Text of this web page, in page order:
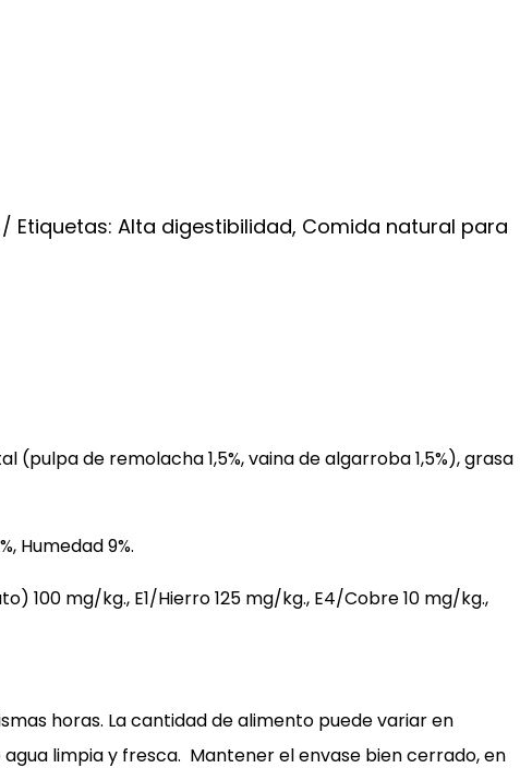
Etiquetas: Alta digestibilidad, Comida natural para
de remolacha 1,5%, vaina de algarroba 1,5%), grasa
Humedad 9%.
100 mg/kg., E1/Hierro 125 mg/kg., E4/Cobre 10 mg/kg.,
horas. La cantidad de alimento puede variar en
limpia y fresca. Mantener el envase bien cerrado, en